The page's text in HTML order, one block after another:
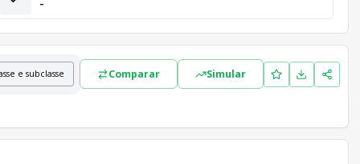
e subclasse Comparar Simular